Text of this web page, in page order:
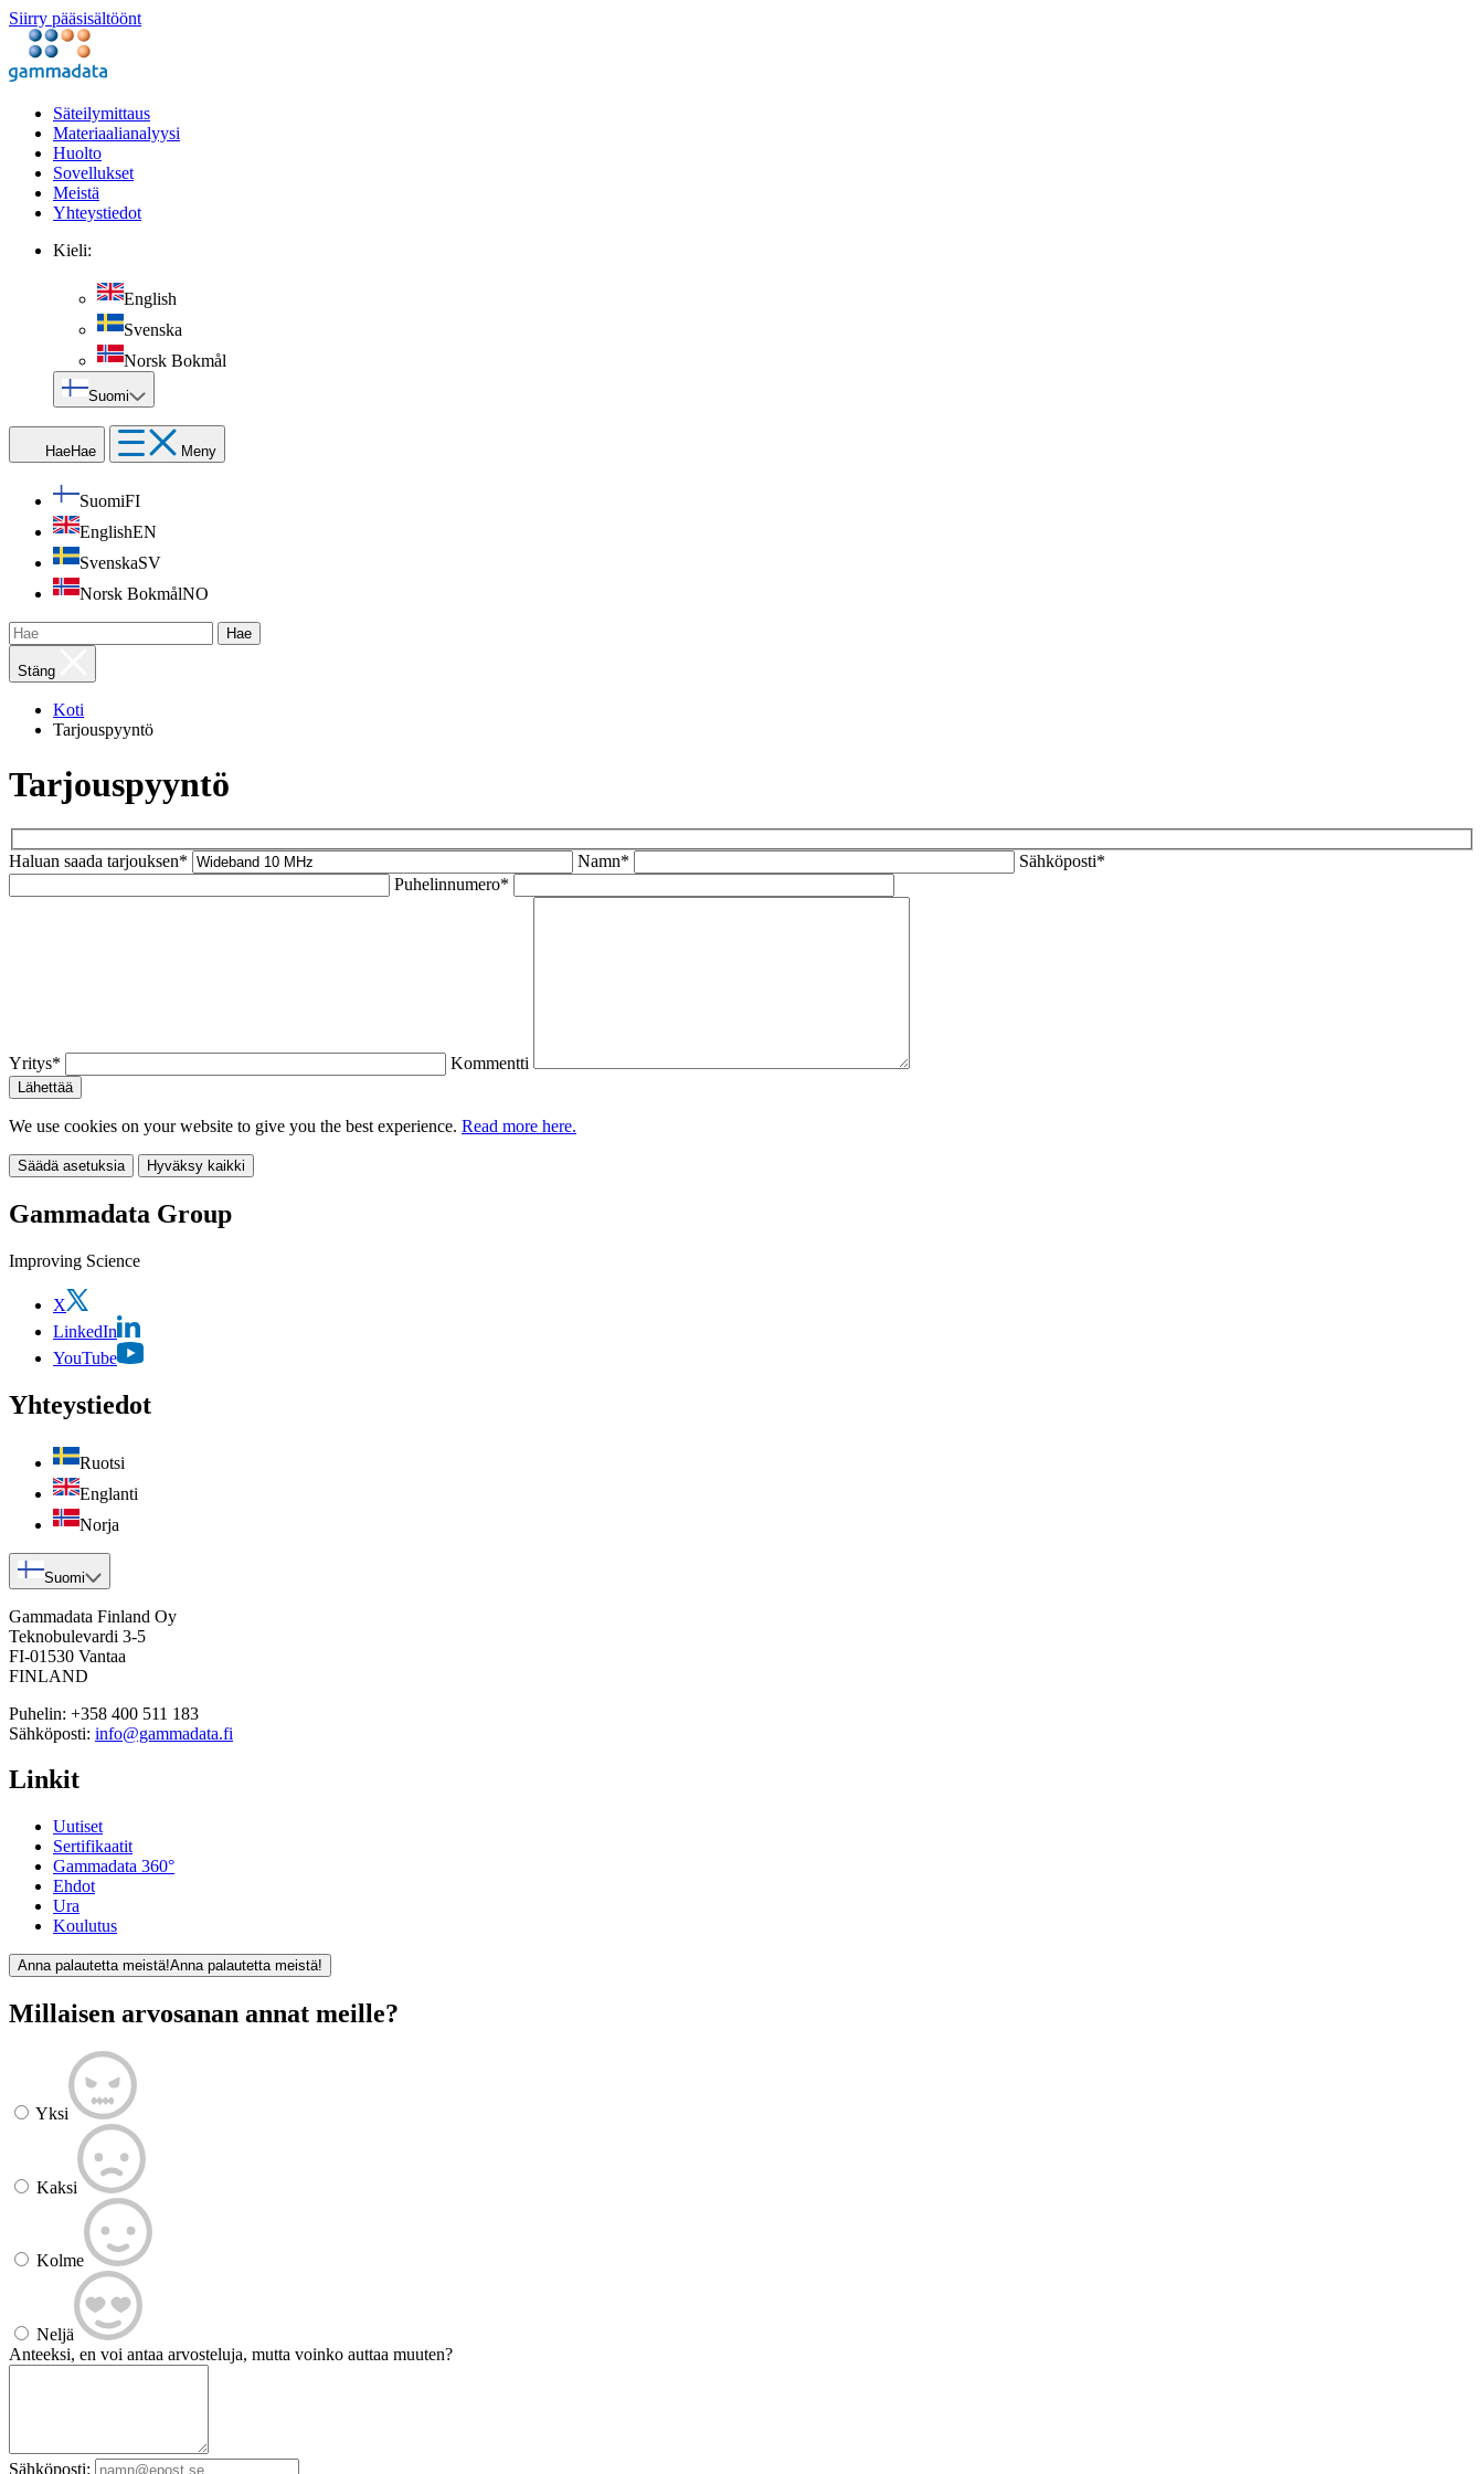
Siirry pääsisältöönt
Säteilymittaus
Materiaalianalyysi
Huolto
Sovellukset
Meistä
Yhteystiedot
Kieli:
English
Svenska
Norsk Bokmål
Suomi
HaeHae Meny
SuomiFI
EnglishEN
SvenskaSV
Norsk BokmålNO
Hae
Stäng
Koti
Tarjouspyyntö
Tarjouspyyntö
Haluan saada tarjouksen* Namn*
Sähköposti*
Puhelinnumero*
Yritys* Kommentti
We use cookies on your website to give you the best experience. Read more here.
Säädä asetuksia Hyväksy kaikki
Gammadata Group
Improving Science
X
LinkedIn
YouTube
Yhteystiedot
Ruotsi
Englanti
Norja
Suomi
Gammadata Finland Oy
Teknobulevardi 3-5
FI-01530 Vantaa
FINLAND
Puhelin: +358 400 511 183
Sähköposti: info@gammadata.fi
Linkit
Uutiset
Sertifikaatit
Gammadata 360°
Ehdot
Ura
Koulutus
Anna palautetta meistä!Anna palautetta meistä!
Millaisen arvosanan annat meille?
Yksi
Kaksi
Kolme
Neljä
Anteeksi, en voi antaa arvosteluja, mutta voinko auttaa muuten?
Sähköposti: